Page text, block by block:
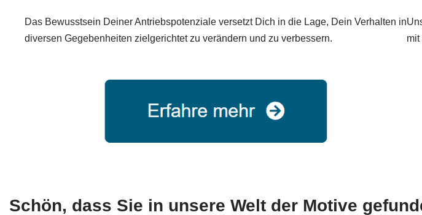
Das Bewusstsein Deiner Antriebspotenziale versetzt Dich in die Lage, Dein Verhalten in
diversen Gegebenheiten zielgerichtet zu verändern und zu verbessern.
mit
Schön, dass Sie in unsere Welt der Motive